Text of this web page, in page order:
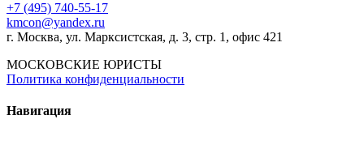
+7 (495) 740‑55‑17
kmcon@yandex.ru
г. Москва, ул. Марксистская, д. 3, стр. 1, офис 421
МОСКОВСКИЕ ЮРИСТЫ
Политика конфиденциальности
Навигация